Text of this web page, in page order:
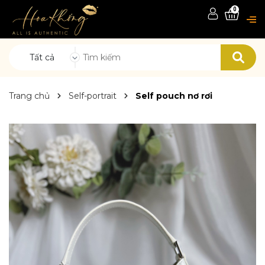
Tất cả
0
Trang chủ Self-portrait Self pouch nơ rơi